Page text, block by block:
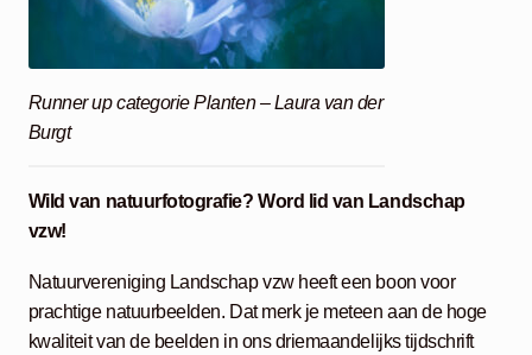
Runner up categorie Planten – Laura van der
Burgt
Wild van natuurfotografie? Word lid van Landschap
vzw!
Natuurvereniging Landschap vzw heeft een boon voor
prachtige natuurbeelden. Dat merk je meteen aan de hoge
kwaliteit van de beelden in ons driemaandelijks tijdschrift